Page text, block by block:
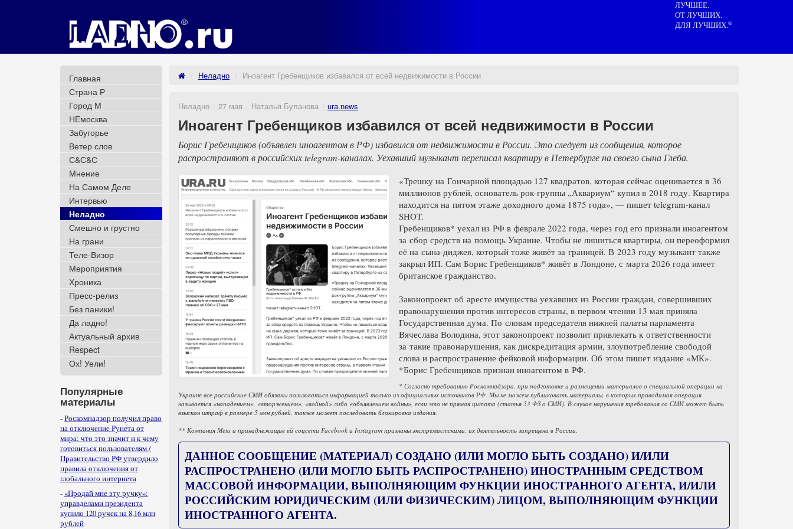
ЛУЧШЕЕ.
ОТ ЛУЧШИХ.
ДЛЯ ЛУЧШИХ.©
Главная
Страна Р
Город М
НЕмосква
Забугорье
Ветер слов
С&С&С
Мнение
На Самом Деле
Интервью
Неладно
Смешно и грустно
На грани
Теле-Визор
Мероприятия
Хроника
Пресс-релиз
Без паники!
Да ладно!
Актуальный архив
Respect
Ох! Уели!
Популярные
материалы
-Роскомнадзор получил право
на отключение Рунета от
мира: что это значит и к чему
готовиться пользователям /
Правительство РФ утвердило
правила отключения от
глобального интернета
- «Продай мне эту ручку»:
управделами президента
купило 120 ручек на 8,16 млн
рублей
Неладно Иноагент Гребенщиков избавился от всей недвижимости в России
Неладно 27 мая Наталья Буланова ura.news
Иноагент Гребенщиков избавился от всей недвижимости в России
Борис Гребенщиков (объявлен иноагентом в РФ) избавился от недвижимости в России. Это следует из сообщения, которое
распространяют в российских telegram-каналах. Уехавший музыкант переписал квартиру в Петербурге на своего сына Глеба.
«Трешку на Гончарной площадью 127 квадратов, которая сейчас оценивается в 36
миллионов рублей, основатель рок-группы „Аквариум“ купил в 2018 году. Квартира
находится на пятом этаже доходного дома 1875 года», — пишет telegram-канал
SHOT.
Гребенщиков* уехал из РФ в феврале 2022 года, через год его признали иноагентом
за сбор средств на помощь Украине. Чтобы не лишиться квартиры, он переоформил
её на сына-диджея, который тоже живёт за границей. В 2023 году музыкант также
закрыл ИП. Сам Борис Гребенщиков* живёт в Лондоне, с марта 2026 года имеет
британское гражданство.
Законопроект об аресте имущества уехавших из России граждан, совершивших
правонарушения против интересов страны, в первом чтении 13 мая приняла
Государственная дума. По словам председателя нижней палаты парламента
Вячеслава Володина, этот законопроект позволит привлекать к ответственности
за такие правонарушения, как дискредитация армии, злоупотребление свободой
слова и распространение фейковой информации. Об этом пишет издание «МК».
*Борис Гребенщиков признан иноагентом в РФ.
* Согласно требованию Роскомнадзора, при подготовке и размещении материалов о специальной операции на
Украине все российские СМИ обязаны пользоваться информацией только из официальных источников РФ. Мы не можем публиковать материалы, в которых проводимая операция
называется «нападением», «вторжением», «войной» либо «объявлением войны», если это не прямая цитата (статья 53 ФЗ о СМИ). В случае нарушения требования со СМИ может быть
взыскан штраф в размере 5 млн рублей, также может последовать блокировка издания.
** Компания Meta и принадлежащие ей соцсети Facebook и Instagram признаны экстремистскими, их деятельность запрещена в России.
ДАННОЕ СООБЩЕНИЕ (МАТЕРИАЛ) СОЗДАНО (ИЛИ МОГЛО БЫТЬ СОЗДАНО) И/ИЛИ
РАСПРОСТРАНЕНО (ИЛИ МОГЛО БЫТЬ РАСПРОСТРАНЕНО) ИНОСТРАННЫМ СРЕДСТВОМ
МАССОВОЙ ИНФОРМАЦИИ, ВЫПОЛНЯЮЩИМ ФУНКЦИИ ИНОСТРАННОГО АГЕНТА, И/ИЛИ
РОССИЙСКИМ ЮРИДИЧЕСКИМ (ИЛИ ФИЗИЧЕСКИМ) ЛИЦОМ, ВЫПОЛНЯЮЩИМ ФУНКЦИИ
ИНОСТРАННОГО АГЕНТА.